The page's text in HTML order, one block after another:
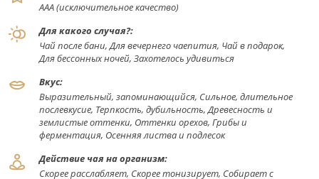
ААА (исключительное качество)
Для какого случая?:
Чай после бани, Для вечернего чаепития, Чай в подарок,
Для бессонных ночей, Захотелось удивиться
Вкус:
Выразительный, запоминающийся, Сильное, длительное
послевкусие, Терпкость, дубильность, Древесность и
землистые оттенки, Оттенки орехов, Грибы и
ферментация, Осенняя листва и подлесок
Действие чая на организм:
Скорее расслабляет, Скорее тонизирует, Собирает с